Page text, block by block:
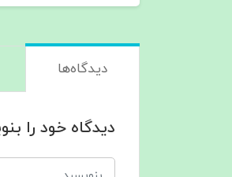
دیدگاه‌ها
دیدگاه خود را